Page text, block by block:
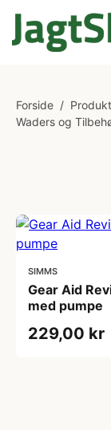
Forside /
Waders og
SIMMS
Gear Aid
med pumpe
229,00 kr